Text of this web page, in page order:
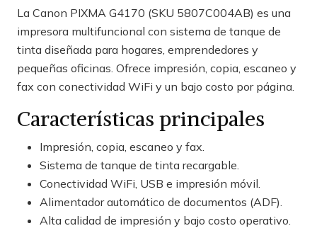
La Canon PIXMA G4170 (SKU 5807C004AB) es una
impresora multifuncional con sistema de tanque de
tinta diseñada para hogares, emprendedores y
pequeñas oficinas. Ofrece impresión, copia, escaneo y
fax con conectividad WiFi y un bajo costo por página.
Características principales
Impresión, copia, escaneo y fax.
Sistema de tanque de tinta recargable.
Conectividad WiFi, USB e impresión móvil.
Alimentador automático de documentos (ADF).
Alta calidad de impresión y bajo costo operativo.